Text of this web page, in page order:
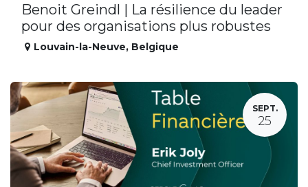
Benoit Greindl | La résilience du leader
pour des organisations plus robustes
Louvain-la-Neuve, Belgique
SEPT.
25